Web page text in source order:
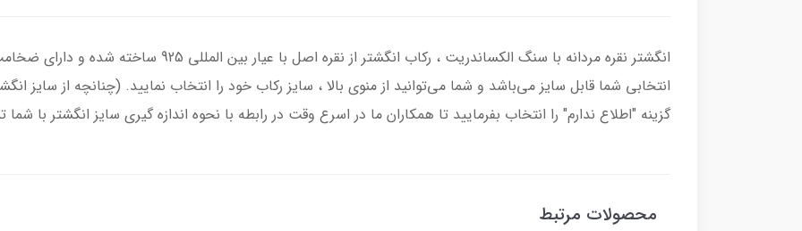
انگشتر نقره مردانه با سنگ الکساندریت ، رکاب انگشتر
انتخابی شما قابل سایز می‌باشد و شما می‌توانید از منوی بالا ، سایز رکاب خود را انتخاب نمایید. (چنانچه از سایز
گزینه "اطلاع ندارم" را انتخاب بفرمایید تا همکاران ما در اسرع وقت در رابطه با نحوه اندازه گیری سایز انگشتر با
محصولات مرتبط